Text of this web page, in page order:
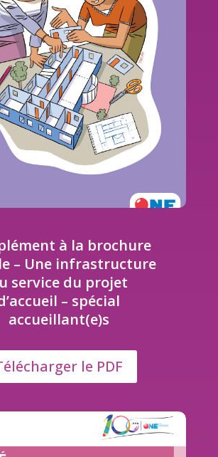
à la brochure
– Une infrastructure
service du projet
– spécial
accueillant(e)s
le PDF